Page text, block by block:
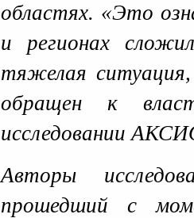
областях. «Это
и регионах
тяжелая
обращен к
исследовании
Авторы
прошедший с